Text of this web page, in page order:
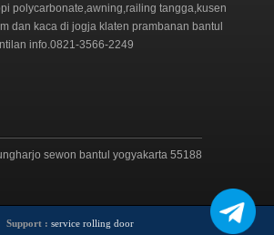
polycarbonate,awning,railing tangga,kusen
dan kaca di jogja klaten prambanan bantul
info.0821-3566-2249
sewon bantul yogyakarta 55188
Support : service rolling door